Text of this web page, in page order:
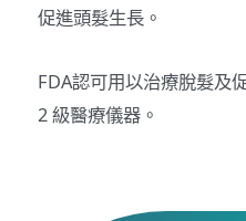
促進頭髮生長。
FDA認可用以治療脫髮及
2 級醫療儀器。 ​